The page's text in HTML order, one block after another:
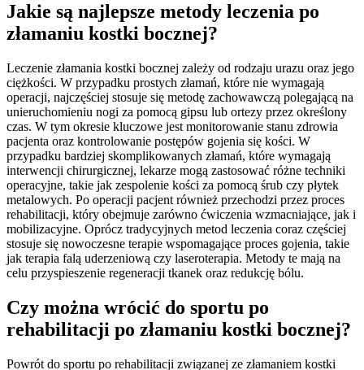
Jakie są najlepsze metody leczenia po
złamaniu kostki bocznej?
Leczenie złamania kostki bocznej zależy od rodzaju urazu oraz jego
ciężkości. W przypadku prostych złamań, które nie wymagają
operacji, najczęściej stosuje się metodę zachowawczą polegającą na
unieruchomieniu nogi za pomocą gipsu lub ortezy przez określony
czas. W tym okresie kluczowe jest monitorowanie stanu zdrowia
pacjenta oraz kontrolowanie postępów gojenia się kości. W
przypadku bardziej skomplikowanych złamań, które wymagają
interwencji chirurgicznej, lekarze mogą zastosować różne techniki
operacyjne, takie jak zespolenie kości za pomocą śrub czy płytek
metalowych. Po operacji pacjent również przechodzi przez proces
rehabilitacji, który obejmuje zarówno ćwiczenia wzmacniające, jak i
mobilizacyjne. Oprócz tradycyjnych metod leczenia coraz częściej
stosuje się nowoczesne terapie wspomagające proces gojenia, takie
jak terapia falą uderzeniową czy laseroterapia. Metody te mają na
celu przyspieszenie regeneracji tkanek oraz redukcję bólu.
Czy można wrócić do sportu po
rehabilitacji po złamaniu kostki bocznej?
Powrót do sportu po rehabilitacji związanej ze złamaniem kostki